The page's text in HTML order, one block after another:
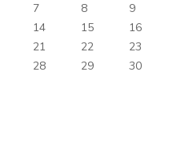
7 8
9
14 15
16
21 22
23
28 29
30